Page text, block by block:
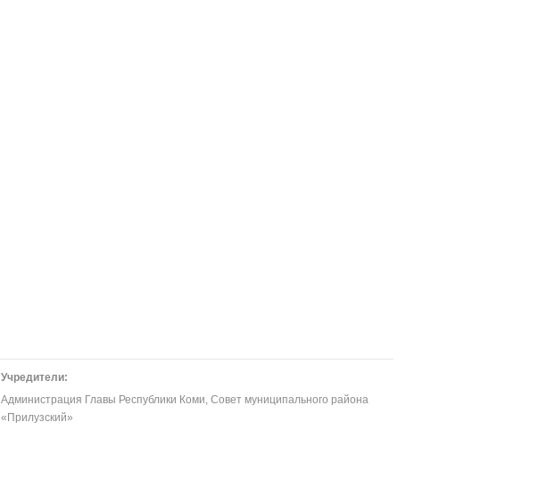
Учредители:
Администрация Главы Республики Коми, Совет муниципального района
«Прилузский»